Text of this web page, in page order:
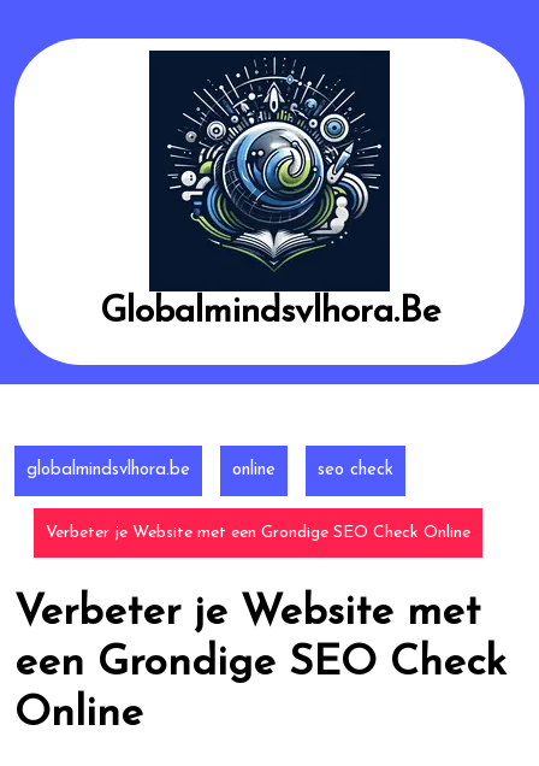
content
Globalmindsvlhora.be
globalmindsvlhora.be online seo check
Verbeter je Website met een Grondige SEO Check Online
Verbeter je Website met
een Grondige SEO Check
Online